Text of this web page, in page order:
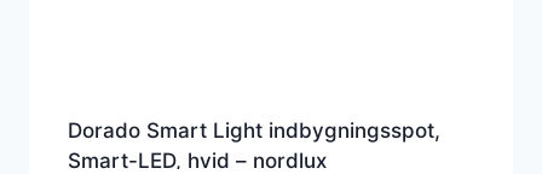
Dorado Smart Light indbygningsspot,
Smart-LED, hvid – nordlux